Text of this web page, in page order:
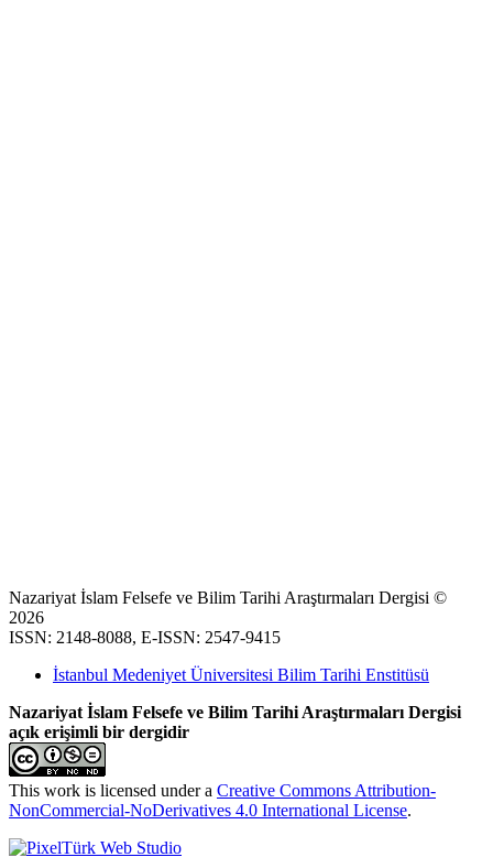
Nazariyat İslam Felsefe ve Bilim Tarihi Araştırmaları Dergisi ©
2026
ISSN: 2148-8088, E-ISSN: 2547-9415
İstanbul Medeniyet Üniversitesi Bilim Tarihi Enstitüsü
Nazariyat İslam Felsefe ve Bilim Tarihi Araştırmaları Dergisi
açık erişimli bir dergidir
This work is licensed under a Creative Commons Attribution-
NonCommercial-NoDerivatives 4.0 International License.